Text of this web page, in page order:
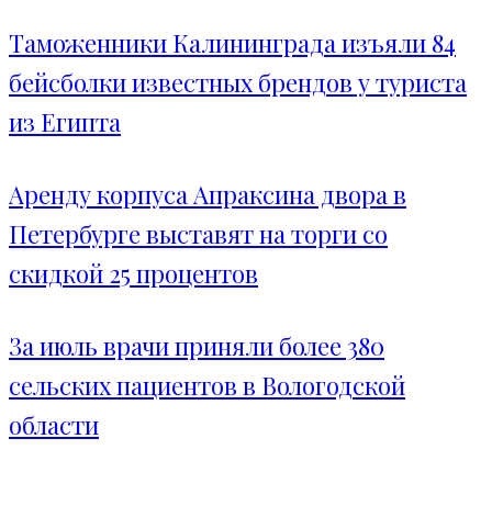
Таможенники Калининграда изъяли 84
бейсболки известных брендов у туриста
из Египта
Аренду корпуса Апраксина двора в
Петербурге выставят на торги со
скидкой 25 процентов
За июль врачи приняли более 380
сельских пациентов в Вологодской
области